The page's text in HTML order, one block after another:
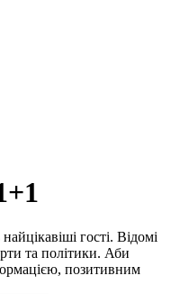
гості. Відомі
та політики. Аби
позитивним